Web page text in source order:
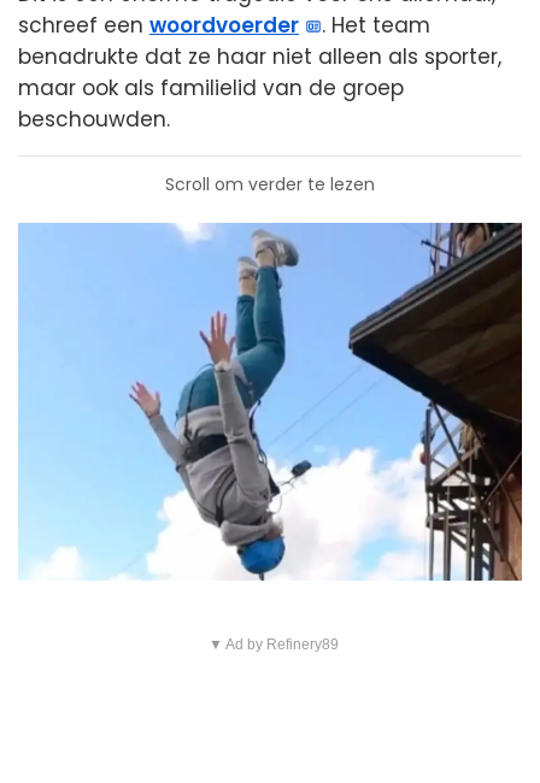
schreef een woordvoerder
. Het team
benadrukte dat ze haar niet alleen als sporter,
maar ook als familielid van de groep
beschouwden.
Scroll om verder te lezen
▼ Ad by Refinery89